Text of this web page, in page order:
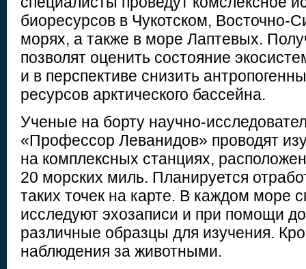
биоресурсов в Чукотском, Восточно-
морях, а также в море Лаптевых.
позволят оценить состояние
и в перспективе снизить
ресурсов арктического бассейна.
Ученые на борту научно-
«Профессор Леванидов» проводят
на комплексных станциях,
20 морских миль. Планируется
таких точек на карте. В каждом море
исследуют эхозаписи и при помощи
различные образцы для изучения.
наблюдения за животными.